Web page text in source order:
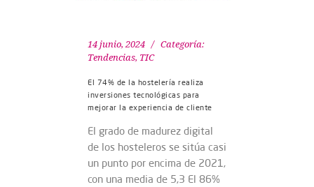
14 junio, 2024
Categoría:
Tendencias, TIC
El 74% de la hostelería realiza
inversiones tecnológicas para
mejorar la experiencia de cliente
El grado de madurez digital
de los hosteleros se sitúa casi
un punto por encima de 2021,
con una media de 5,3 El 86%